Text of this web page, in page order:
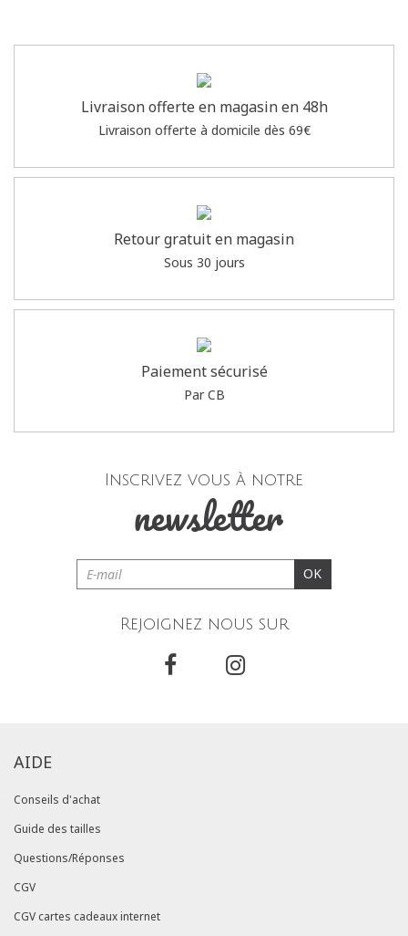
Livraison offerte en magasin en 48h
Livraison offerte à domicile dès 69€
Retour gratuit en magasin
Sous 30 jours
Paiement sécurisé
Par CB
Inscrivez vous à notre
newsletter
OK
Rejoignez nous sur
AIDE
Conseils d'achat
Guide des tailles
Questions/Réponses
CGV
CGV cartes cadeaux internet